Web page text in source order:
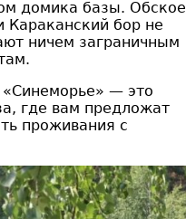
домика базы. Обское
Караканский бор не
ничем заграничным
«Синеморье» — это
где вам предложат
проживания с